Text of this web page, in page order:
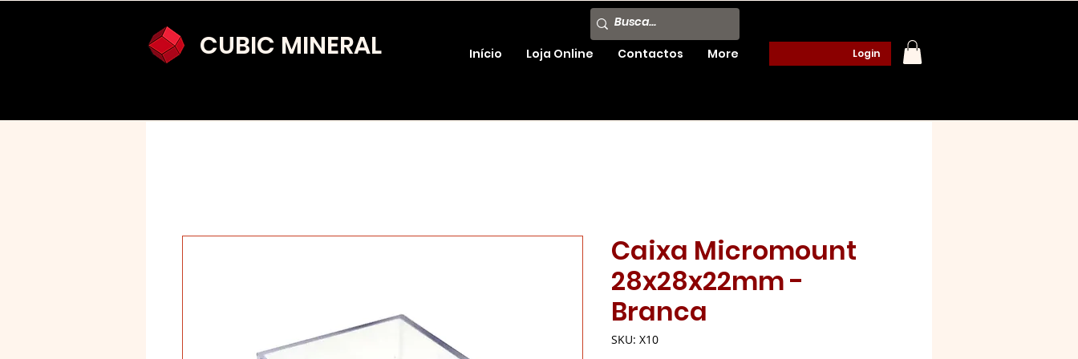
CUBIC MINERAL Início Loja Online Contactos More Login
Caixa Micromount
28x28x22mm -
Branca
SKU: X10